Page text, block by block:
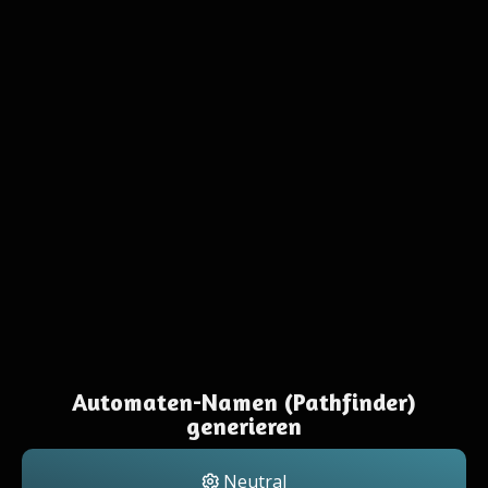
Automaten-Namen (Pathfinder)
generieren
Neutral